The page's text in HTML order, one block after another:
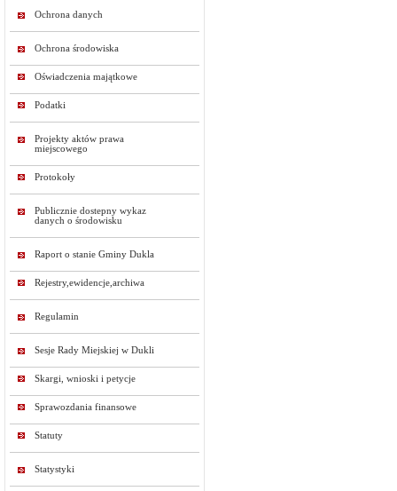
Ochrona danych
Ochrona środowiska
Oświadczenia majątkowe
Podatki
Projekty aktów prawa
miejscowego
Protokoły
Publicznie dostepny wykaz
danych o środowisku
Raport o stanie Gminy Dukla
Rejestry,ewidencje,archiwa
Regulamin
Sesje Rady Miejskiej w Dukli
Skargi, wnioski i petycje
Sprawozdania finansowe
Statuty
Statystyki